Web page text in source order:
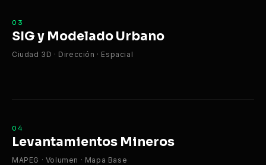
03
SIG y Modelado Urbano
Ciudad 3D · Dirección · Espacial
04
Levantamientos Mineros
MAPEG · Volumen · Mapa Base